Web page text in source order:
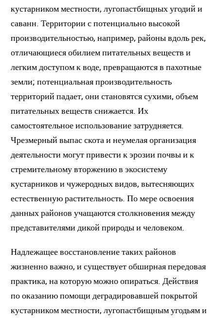
кустарником местности, лугопастбищных угодий и
саванн. Территории с потенциально высокой
производительностью, например, районы вдоль рек,
отличающиеся обилием питательных веществ и
легким доступом к воде, превращаются в пахотные
земли; потенциальная производительность
территорий падает, они становятся сухими, объем
питательных веществ снижается. Их
самостоятельное использование затрудняется.
Чрезмерный выпас скота и неумелая организация
деятельности могут привести к эрозии почвы и к
стремительному вторжению в экосистему
кустарников и чужеродных видов, вытесняющих
естественную растительность. По мере освоения
данных районов учащаются столкновения между
представителями дикой природы и человеком.
Надлежащее восстановление таких районов
жизненно важно, и существует обширная передовая
практика, на которую можно опираться. Действия
по оказанию помощи деградировавшей покрытой
кустарником местности, лугопастбищным угодьям и